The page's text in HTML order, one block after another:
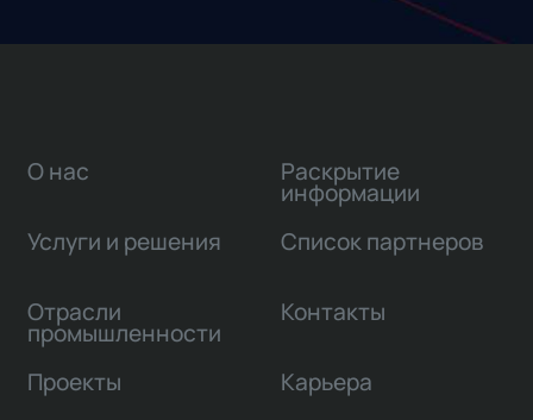
О нас
Услуги и решения
Отрасли
промышленности
Проекты
Раскрытие
информации
Список партнеров
Контакты
Карьера